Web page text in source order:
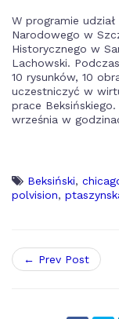
W programie
Narodowego w
Historycznego w
Lachowski.
10 rysunków, 10
uczestniczyć w
prace
września w
Beksiński,
polvision,
← Prev Post